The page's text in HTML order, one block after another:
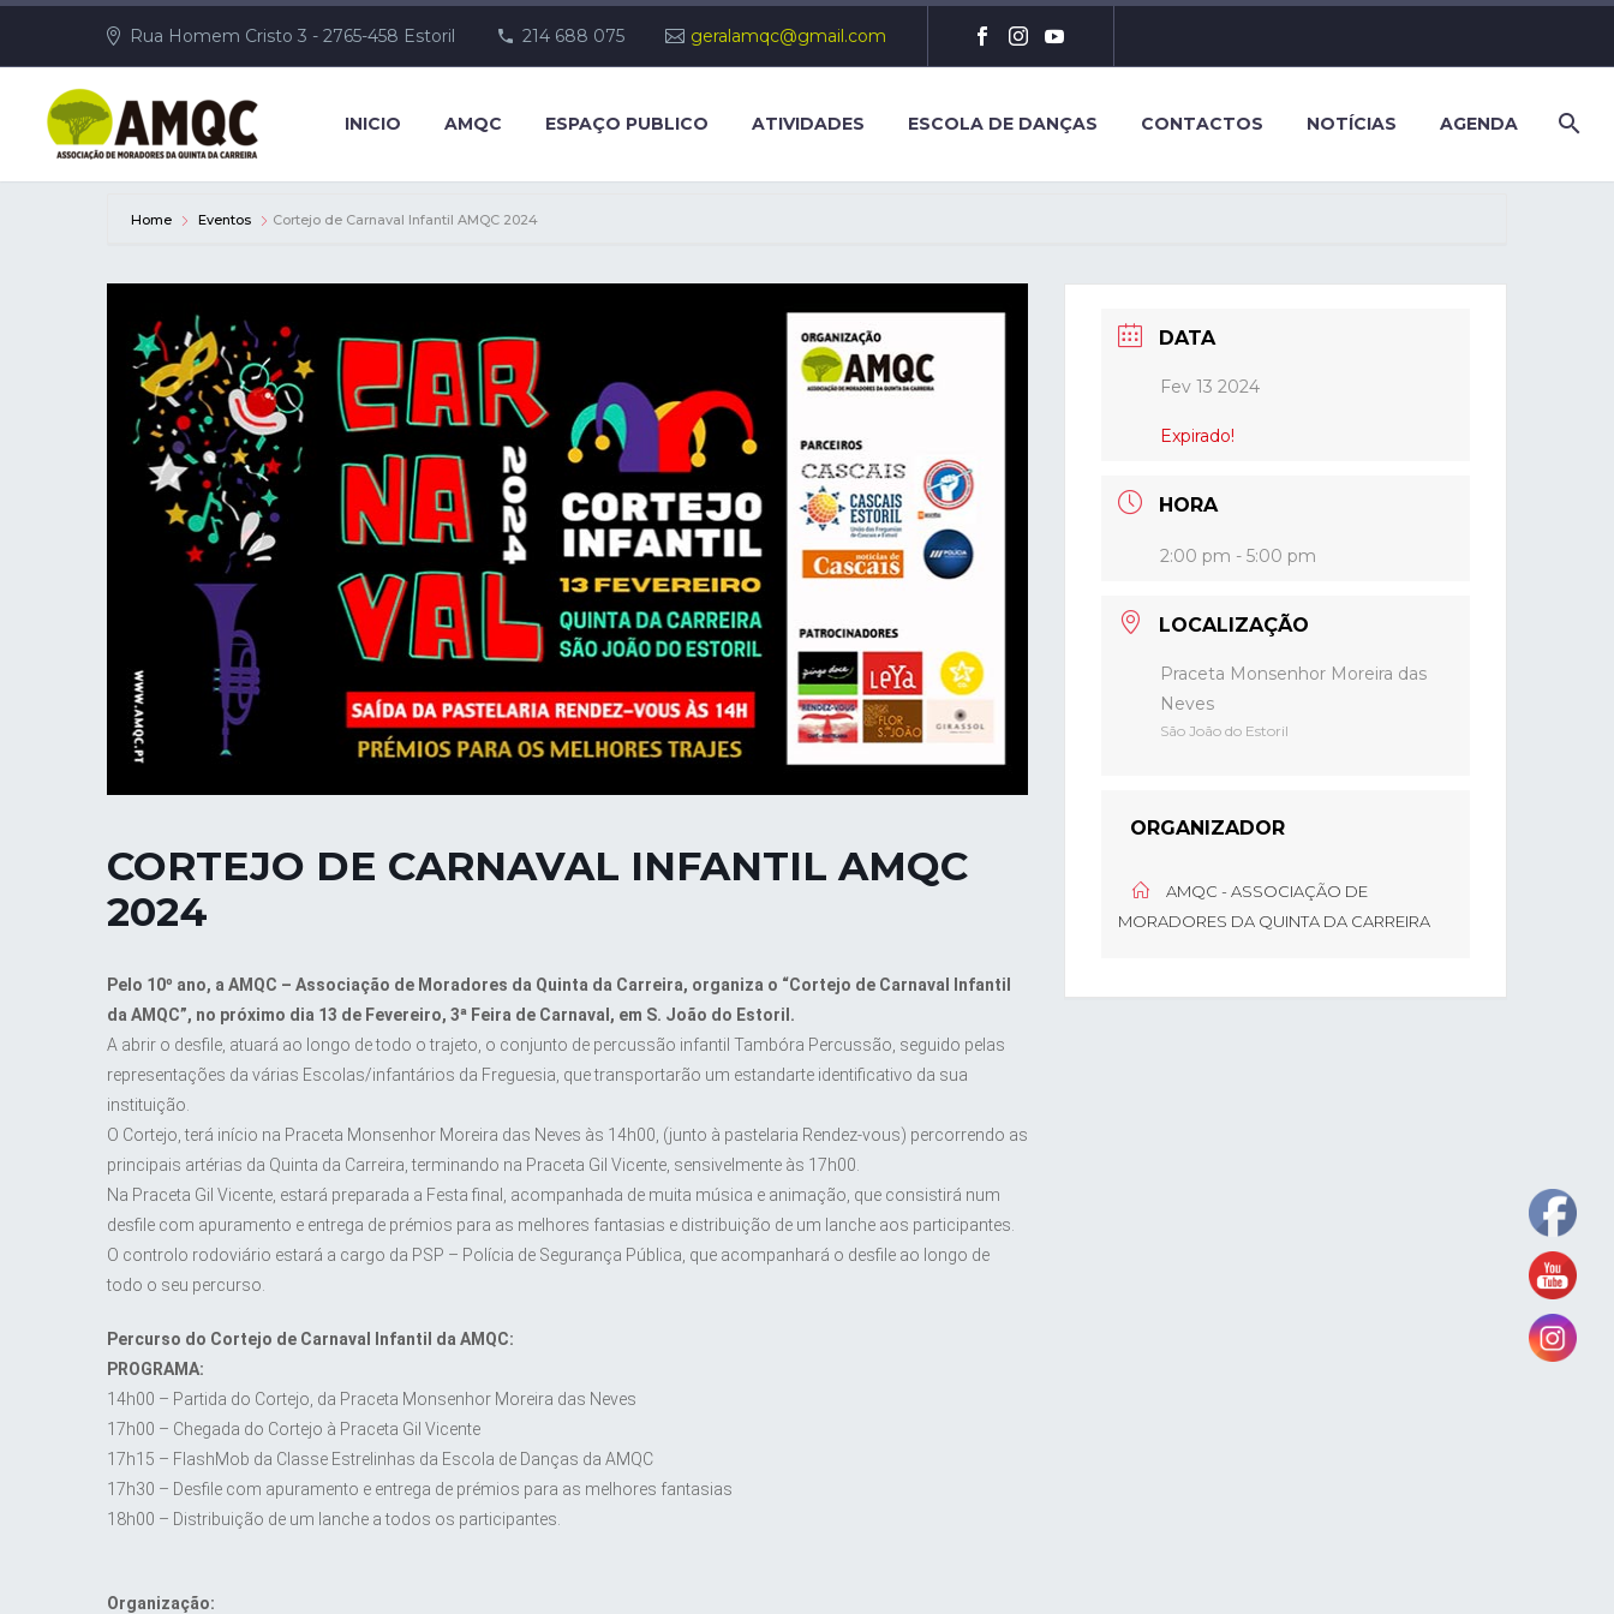
Rua Homem Cristo 3 - 2765-458 Estoril 214 688 075 geralamqc@gmail.com
INICIO AMQC ESPAÇO PUBLICO ATIVIDADES ESCOLA DE DANÇAS CONTACTOS NOTÍCIAS AGENDA
Home Eventos Cortejo de Carnaval Infantil AMQC 2024
CORTEJO DE CARNAVAL INFANTIL AMQC
2024
Pelo 10º ano, a AMQC – Associação de Moradores da Quinta da Carreira, organiza o “Cortejo de Carnaval Infantil
da AMQC”, no próximo dia 13 de Fevereiro, 3ª Feira de Carnaval, em S. João do Estoril.
A abrir o desfile, atuará ao longo de todo o trajeto, o conjunto de percussão infantil Tambóra Percussão, seguido pelas
representações da várias Escolas/infantários da Freguesia, que transportarão um estandarte identificativo da sua
instituição.
O Cortejo, terá início na Praceta Monsenhor Moreira das Neves às 14h00, (junto à pastelaria Rendez-vous) percorrendo as
principais artérias da Quinta da Carreira, terminando na Praceta Gil Vicente, sensivelmente às 17h00.
Na Praceta Gil Vicente, estará preparada a Festa final, acompanhada de muita música e animação, que consistirá num
desfile com apuramento e entrega de prémios para as melhores fantasias e distribuição de um lanche aos participantes.
O controlo rodoviário estará a cargo da PSP – Polícia de Segurança Pública, que acompanhará o desfile ao longo de
todo o seu percurso.
Percurso do Cortejo de Carnaval Infantil da AMQC:
PROGRAMA:
14h00 – Partida do Cortejo, da Praceta Monsenhor Moreira das Neves
17h00 – Chegada do Cortejo à Praceta Gil Vicente
17h15 – FlashMob da Classe Estrelinhas da Escola de Danças da AMQC
17h30 – Desfile com apuramento e entrega de prémios para as melhores fantasias
18h00 – Distribuição de um lanche a todos os participantes.
Organização:
DATA
Fev 13 2024
Expirado!
HORA
2:00 pm - 5:00 pm
LOCALIZAÇÃO
Praceta Monsenhor Moreira das
Neves
São João do Estoril
ORGANIZADOR
AMQC - ASSOCIAÇÃO DE
MORADORES DA QUINTA DA CARREIRA